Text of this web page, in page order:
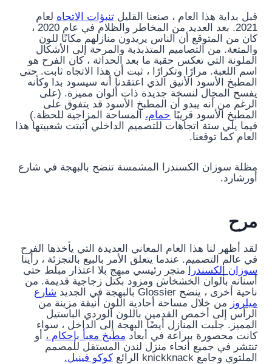
قبل بداية هذا العام ، صنعنا القليل تنبؤات الاتجاه لعام
2021. بعد العديد من المخاطر والظلام في عام 2020 ،
كان من المتوقع أن الناس يريدون منازلهم مكانًا للون
والمتعة. من التصاميم المتذبذبة والمرحة إلى الأشكال
الملونة التي تعكس حقبة ما بعد الحداثة ، كان الفرح هو
اسم اللعبة. مرارًا وتكرارًا ، ثبت أن هذا الاتجاه ثابت. حتى
المطبخ الأسود الأنيق الذي اعتقدنا أنه سيسود بدا وكأنه
يفسح المجال لنسخة جديدة ذات ألوان مميزة. (على
الرغم من أنه يبدو أن المطبخ الأسود قد يتفوق على
المطبخ الأسود قريبًا حمام، المساحة المزاجية للحظة.)
فيما يلي ستة اتجاهات للتصميم الداخلي أثبتت شعبيتها هذا
العام كما توقعنا.
مظلة سوزان الكسندرا المشمسة تنضح بالبهجة في شارع
أورشارد.
مرح
لقد أظهر لنا هذا العام المعاني العديدة التي يأخذها الفرح
في عالم التصميم. عندما يتعلق الأمر بالبيع بالتجزئة ، رأينا
سوزان الكسندرا
متجر رئيسي مبهج بلا اعتذار مبلط حتى
أسنانه بألوان الخشخاش ومزود بكتل زجاجية قديمة. من
ناحية أخرى ، ينضح Glossier بالبهجة في الجديد
شارع
ميلروز من خلال مساحة أحادية اللون أنيقة مزينة من
الرأس إلى أخمص القدمين باللون الوردي الباستيل
المميز. جلبت المنازل أيضًا البهجة إلى الداخل ، سواء
كانت محصورة ببراعة في أبعاد مطبخ معبأ بإحكام ، أو
تنتشر في جميع أنحاء منزل لندن المستقل للمصمم
الملتوي وجامع knickknack الرائع
كوكو فينيل.